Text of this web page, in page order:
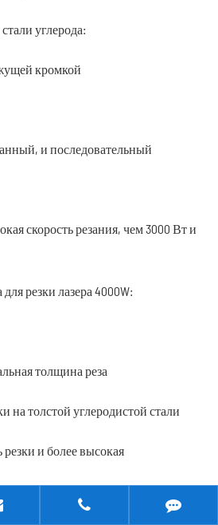
углерода:
кромкой
и последовательный
скорость резания, чем 3000 Вт и
резки лазера 4000W:
толщина реза
на толстой углеродистой стали
резки и более высокая
резки лазера 6000W стал